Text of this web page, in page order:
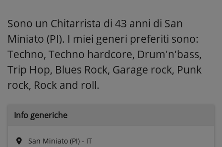
Sono un Chitarrista di 43 anni di San
Miniato (PI). I miei generi preferiti sono:
Techno, Techno hardcore, Drum'n'bass,
Trip Hop, Blues Rock, Garage rock, Punk
rock, Rock and roll.
Info generiche
San Miniato (PI) - IT